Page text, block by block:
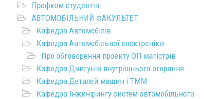
Профком студентів
АВТОМОБІЛЬНИЙ ФАКУЛЬТЕТ
Кафедра Автомобілів
Кафедра Автомобільної електроніки
Про обговорення проєкту ОП магістрів
Кафедра Двигунів внутрішнього згоряння
Кафедра Деталей машин і ТММ
Кафедра Інжинірингу систем автомобільного